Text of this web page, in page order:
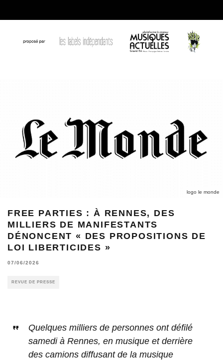
logo le monde
FREE PARTIES : À RENNES, DES
MILLIERS DE MANIFESTANTS
DÉNONCENT « DES PROPOSITIONS DE
LOI LIBERTICIDES »
07/06/2026
REVUE DE PRESSE
Quelques milliers de personnes ont défilé
samedi à Rennes, en musique et derrière
des camions diffusant de la musique